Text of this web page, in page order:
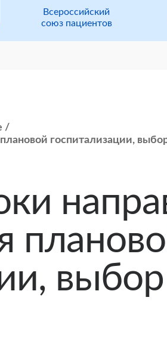
Всероссийский
союз пациентов
госпитализации,